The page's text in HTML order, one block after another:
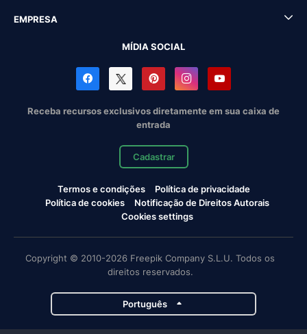
EMPRESA
MÍDIA SOCIAL
Receba recursos exclusivos diretamente em sua caixa de
entrada
Cadastrar
Termos e condições
Política de privacidade
Política de cookies
Notificação de Direitos Autorais
Cookies settings
Copyright © 2010-2026 Freepik Company S.L.U. Todos os
direitos reservados.
Português